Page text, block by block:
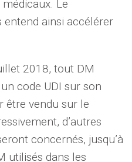
Le
ainsi accélérer
2018, tout DM
code UDI sur son
être vendu sur le
d’autres
concernés, jusqu’à
utilisés dans les